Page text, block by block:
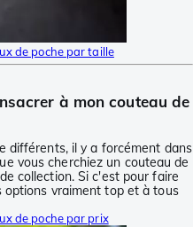
de poche par taille
à mon couteau de
différents, il y a forcément dans
vous cherchiez un couteau de
collection. Si c'est pour faire
options vraiment top et à tous
de poche par prix